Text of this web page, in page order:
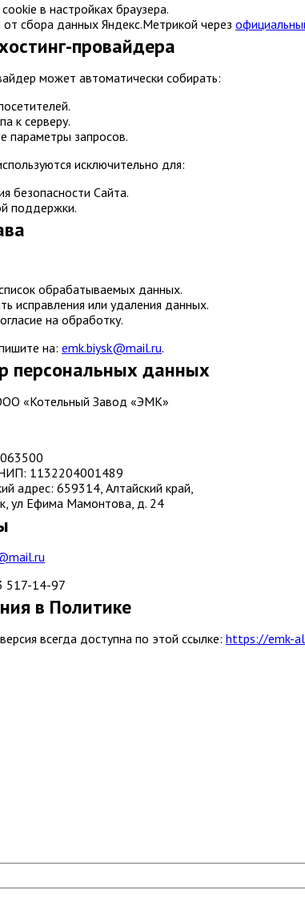
в настройках браузера.
от сбора данных Яндекс.Метрикой через
провайдера
может автоматически собирать:
к серверу.
параметры запросов.
исключительно для:
безопасности Сайта.
поддержки.
обрабатываемых данных.
исправления или удаления данных.
на обработку.
на: emk.biysk@mail.ru.
персональных данных
«Котельный Завод «ЭМК»
1132204001489
адрес: 659314, Алтайский край,
ул Ефима Мамонтова, д. 24
517-14-97
в Политике
всегда доступна по этой ссылке: https://emk-